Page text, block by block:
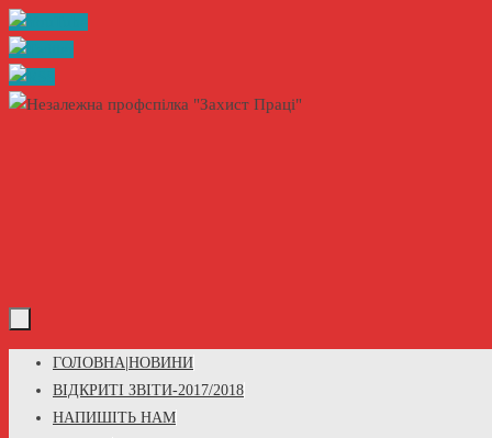
Skip
to
content
Skip
content
ГОЛОВНА|НОВИНИ
ВІДКРИТІ ЗВІТИ-2017/2018
НАПИШІТЬ НАМ